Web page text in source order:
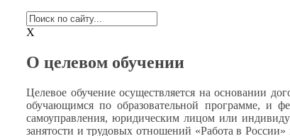
X
О целевом обучении
Целевое обучение осуществляется на основании
обучающимся по образовательной программе, и
самоуправления, юридическим лицом или
занятости и трудовых отношений «Работав России»